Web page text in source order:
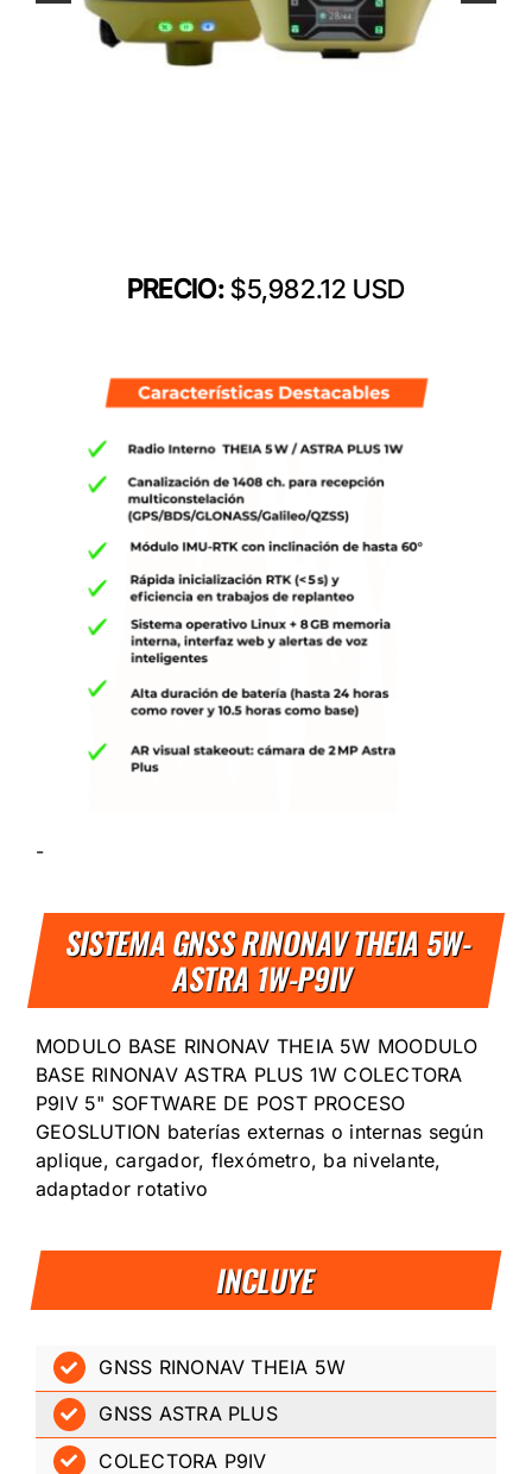
PRECIO:$5,982.12 USD
-
SISTEMA GNSS RINONAV THEIA 5W-
ASTRA 1W-P9IV
INCLUYE
MODULO BASE RINONAV THEIA 5W MOODULO
BASE RINONAV ASTRA PLUS 1W COLECTORA
P9IV 5" SOFTWARE DE POST PROCESO
GEOSLUTION baterías externas o internas según
aplique, cargador, flexómetro, ba nivelante,
adaptador rotativo
GNSS RINONAV THEIA 5W
GNSS ASTRA PLUS
COLECTORA P9IV